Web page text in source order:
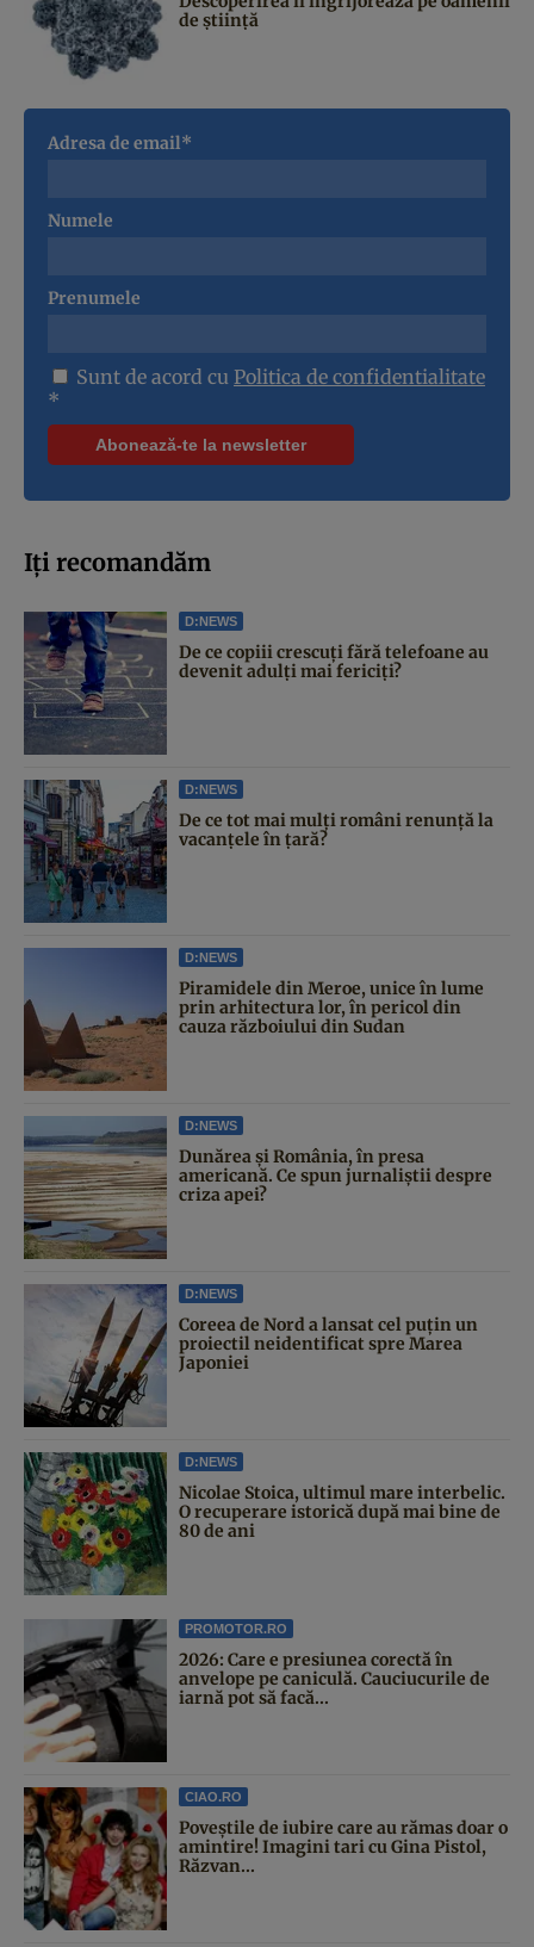
de știință
Adresa de email*
Numele
Prenumele
Sunt de acord cu Politica de confidentialitate
*
Iți recomandăm
D:NEWS
De ce copiii crescuți fără telefoane au
devenit adulți mai fericiți?
D:NEWS
De ce tot mai mulți români renunță la
vacanțele în țară?
D:NEWS
Piramidele din Meroe, unice în lume
prin arhitectura lor, în pericol din
cauza războiului din Sudan
D:NEWS
Dunărea și România, în presa
americană. Ce spun jurnaliștii despre
criza apei?
D:NEWS
Coreea de Nord a lansat cel puțin un
proiectil neidentificat spre Marea
Japoniei
D:NEWS
Nicolae Stoica, ultimul mare interbelic.
O recuperare istorică după mai bine de
80 de ani
PROMOTOR.RO
2026: Care e presiunea corectă în
anvelope pe caniculă. Cauciucurile de
iarnă pot să facă...
CIAO.RO
Poveştile de iubire care au rămas doar o
amintire! Imagini tari cu Gina Pistol,
Răzvan...